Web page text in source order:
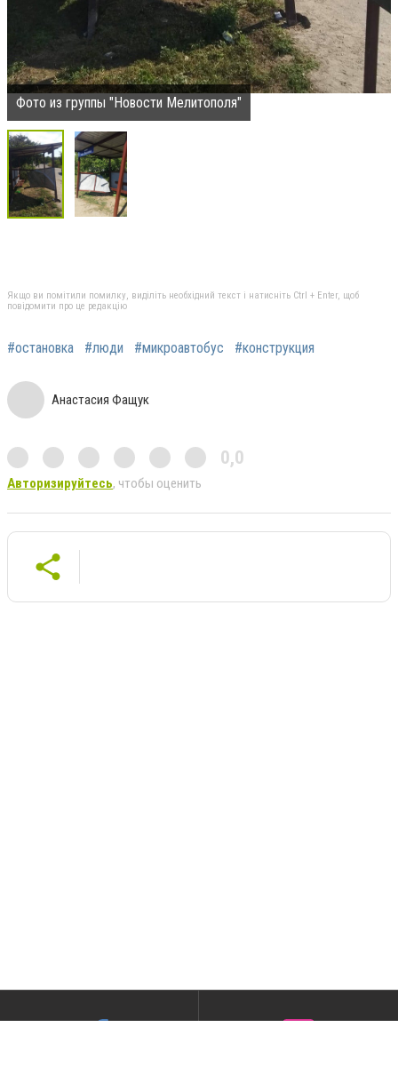
Фото из группы "Новости Мелитополя"
Якщо ви помітили помилку, виділіть необхідний текст і натисніть Ctrl + Enter, щоб
повідомити про це редакцію
#остановка #люди #микроавтобус #конструкция
Анастасия Фащук
0,0
Авторизируйтесь, чтобы оценить